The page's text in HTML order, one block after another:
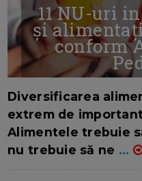
11 NU-uri
și
conform
Diversificarea
extrem de
Alimentele trebuie
nu trebuie să ne ...